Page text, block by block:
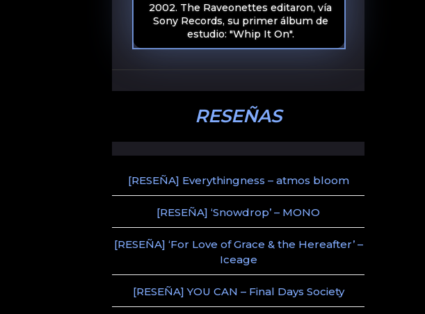
2002. The Raveonettes editaron, vía
Sony Records, su primer álbum de
estudio: "Whip It On".
RESEÑAS
[RESEÑA] Everythingness – atmos bloom
[RESEÑA] ‘Snowdrop’ – MONO
[RESEÑA] ‘For Love of Grace & the Hereafter’ –
Iceage
[RESEÑA] YOU CAN – Final Days Society